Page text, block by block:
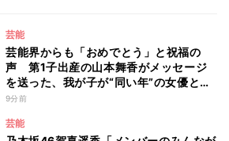
芸能
芸能界からも「おめでとう」と祝福の
声 第1子出産の山本舞香がメッセージ
を送った、我が子が“同い年”の女優と
は 今月1日には2年在籍した所属事務所
改めて考えながら…」
9分前
芸能